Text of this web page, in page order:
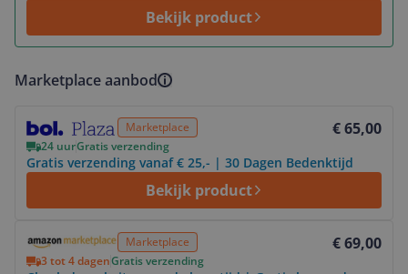
Bekijk product
Marketplace aanbod
Marketplace € 65,00
24 uurGratis verzending
Gratis verzending vanaf € 25,- | 30 Dagen Bedenktijd
Bekijk product
Marketplace € 69,00
3 tot 4 dagenGratis verzending